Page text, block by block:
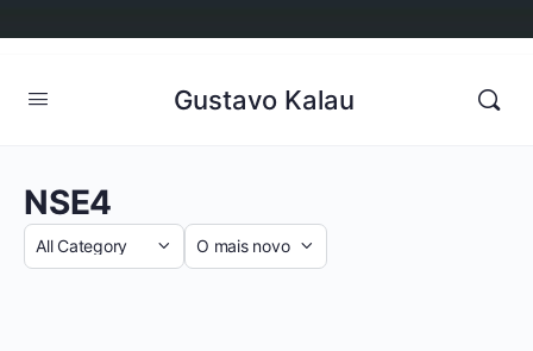
Gustavo Kalau
NSE4
Categoria
Sort